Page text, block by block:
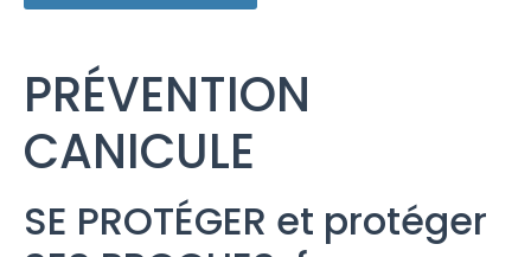
PRÉVENTION
CANICULE
SE PROTÉGER et protéger